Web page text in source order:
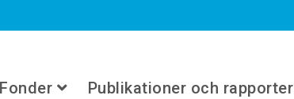
Fonder Publikationer och rapporter